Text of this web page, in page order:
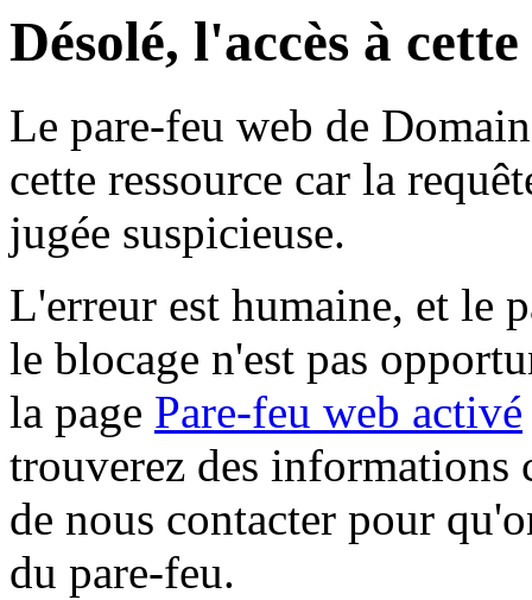
Désolé, l'accès à
Le pare-feu web de
cette ressource car la
jugée suspicieuse.
L'erreur est humaine, et le
le blocage n'est pas
la page Pare-feu web activé
trouverez des informations
de nous contacter pour
du pare-feu.